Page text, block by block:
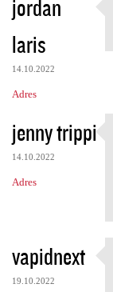
jordan
laris
14.10.2022
Adres
jenny trippi
14.10.2022
Adres
vapidnext
19.10.2022